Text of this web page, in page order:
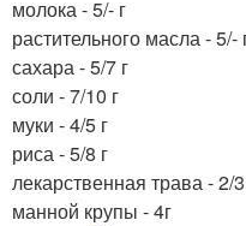
молока - 5/- г
растительного масла - 5/-
сахара - 5/7 г
соли - 7/10 г
муки - 4/5 г
риса - 5/8 г
лекарственная трава - 2/
манной крупы - 4г